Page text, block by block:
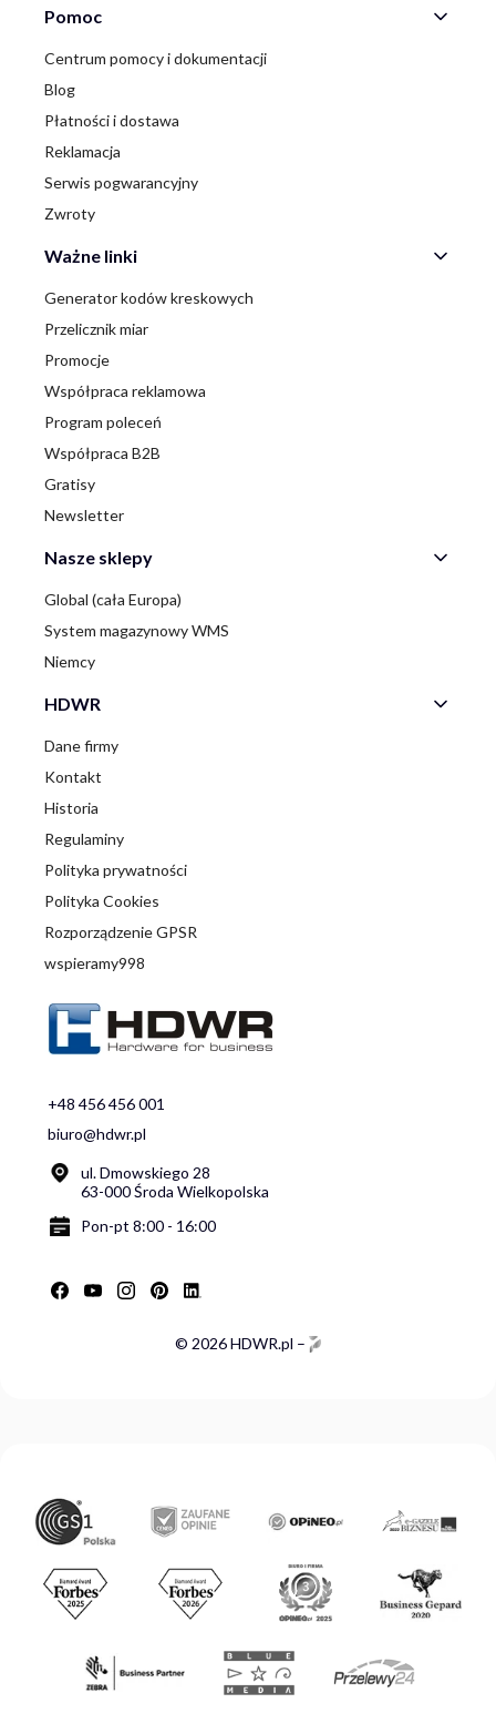
Linki w stopce
Pomoc
Centrum pomocy i dokumentacji
Blog
Płatności i dostawa
Reklamacja
Serwis pogwarancyjny
Zwroty
Ważne linki
Generator kodów kreskowych
Przelicznik miar
Promocje
Współpraca reklamowa
Program poleceń
Współpraca B2B
Gratisy
Newsletter
Nasze sklepy
Global (cała Europa)
System magazynowy WMS
Niemcy
HDWR
Dane firmy
Kontakt
Historia
Regulaminy
Polityka prywatności
Polityka Cookies
Rozporządzenie GPSR
wspieramy998
+48 456 456 001
biuro@hdwr.pl
ul. Dmowskiego 28
63-000 Środa Wielkopolska
Pon-pt 8:00 - 16:00
© 2026 HDWR.pl –